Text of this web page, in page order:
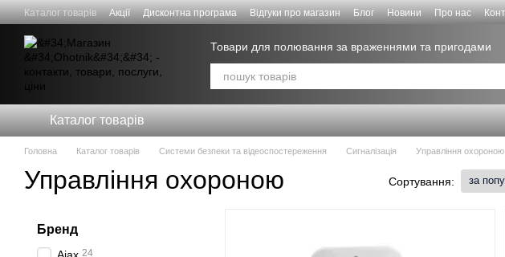
Перейти к основному контенту
Каталог товарів Акції Дисконтна програма Відгуки про магазин Блог Новини Про нас
Товари для полювання за враженнями та пригодами
Каталог товарів
Головна Каталог товарів Системи безпеки та відеоспостереження Сигналізація Управління охороною
Управління охороною Сортування: за
Бренд
24